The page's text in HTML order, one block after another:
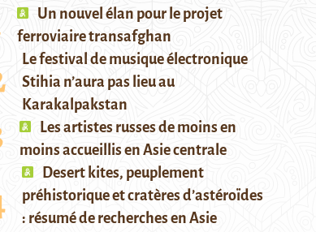
Un nouvel élan pour le projet
ferroviaire transafghan
Le festival de musique électronique
Stihia n’aura pas lieu au
Karakalpakstan
Les artistes russes de moins en
moins accueillis en Asie centrale
Desert kites, peuplement
préhistorique et cratères d’astéroïdes
: résumé de recherches en Asie